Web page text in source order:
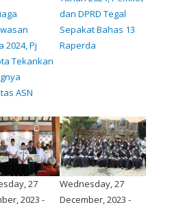
2024, Pj
Tekankan
ASN
dan DPRD Tegal
Sepakat Bahas 13
Raperda
27
2023 -
Wednesday, 27
December, 2023 -